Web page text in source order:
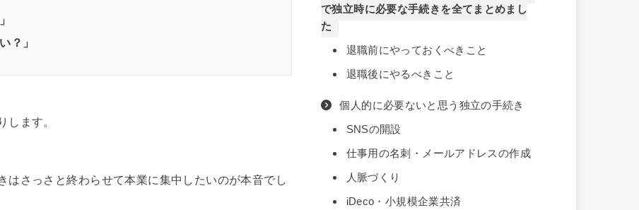
？」
します。
はさっさと終わらせて本業に集中したいのが本音でし
で独立時に必要な手続きを全てまとめまし
た
退職前にやっておくべきこと
退職後にやるべきこと
個人的に必要ないと思う独立の手続き
SNSの開設
仕事用の名刺・メールアドレスの作成
人脈づくり
iDeco・小規模企業共済